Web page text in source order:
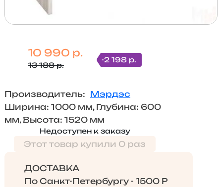
10 990 р.
13 188 р.
-2 198 р.
Производитель: Мэрдэс
Ширина: 1000 мм, Глубина: 600
мм, Высота: 1520 мм
Недоступен к заказу
Этот товар купили 0 раз
ДОСТАВКА
По Санкт-Петербургу - 1500 Р